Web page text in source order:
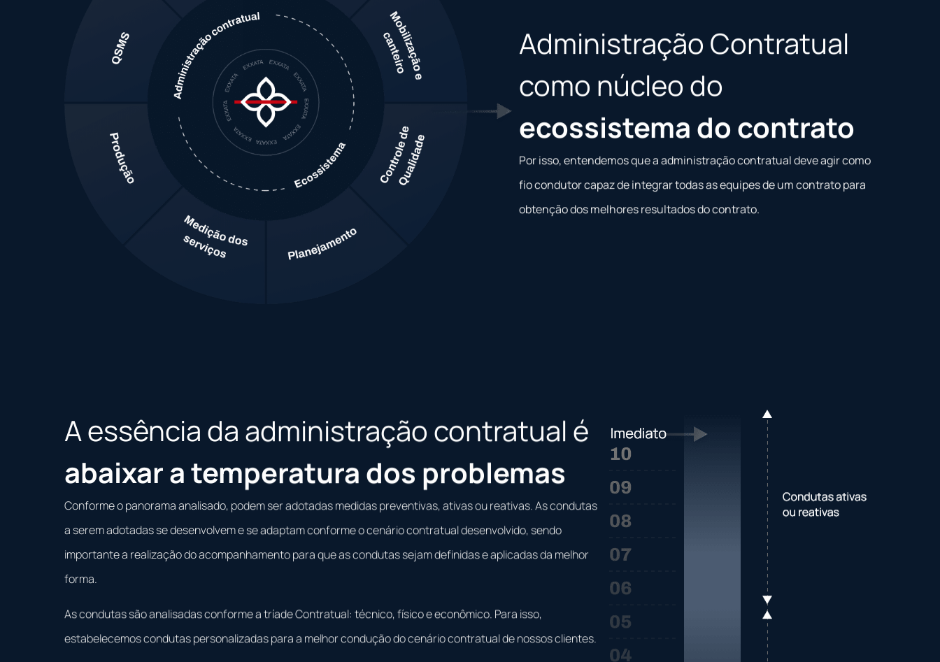
Administração Contratual
como núcleo do
ecossistema do contrato
Por isso, entendemos que a administração contratual deve agir como
fio condutor capaz de integrar todas as equipes de um contrato para
obtenção dos melhores resultados do contrato.
A essência da administração contratual é
abaixar a temperatura dos problemas
Conforme o panorama analisado, podem ser adotadas medidas preventivas, ativas ou reativas. As condutas
a serem adotadas se desenvolvem e se adaptam conforme o cenário contratual desenvolvido, sendo
importante a realização do acompanhamento para que as condutas sejam definidas e aplicadas da melhor
forma.
As condutas são analisadas conforme a tríade Contratual: técnico, físico e econômico. Para isso,
estabelecemos condutas personalizadas para a melhor condução do cenário contratual de nossos clientes.